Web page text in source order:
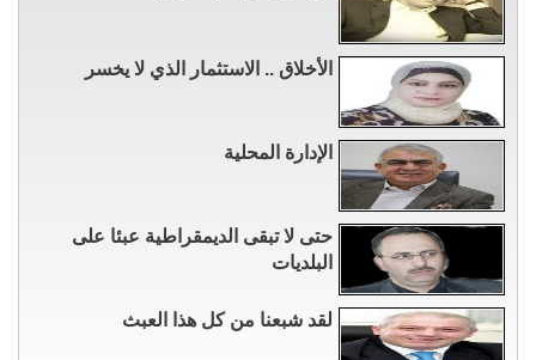
الأخلاق .. الاستثمار الذي لا يخسر
الإدارة المحلية
حتى لا تبقى الديمقراطية عبئا على
البلديات
لقد شبعنا من كل هذا العبث